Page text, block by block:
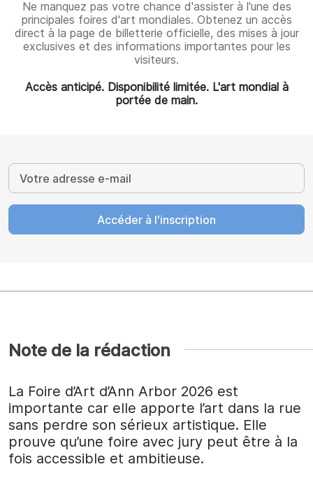
Ne manquez pas votre chance d'assister à l'une des
principales foires d'art mondiales. Obtenez un accès
direct à la page de billetterie officielle, des mises à jour
exclusives et des informations importantes pour les
visiteurs.
Accès anticipé. Disponibilité limitée. L'art mondial à
portée de main.
Accéder à l'inscription
Note de la rédaction
La Foire d’Art d’Ann Arbor 2026 est
importante car elle apporte l’art dans la rue
sans perdre son sérieux artistique. Elle
prouve qu’une foire avec jury peut être à la
fois accessible et ambitieuse.